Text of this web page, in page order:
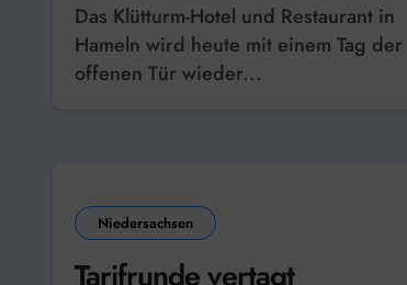
Das Klütturm-Hotel und Restaurant in
Hameln wird heute mit einem Tag der
offenen Tür wieder...
Niedersachsen
Tarifrunde vertagt